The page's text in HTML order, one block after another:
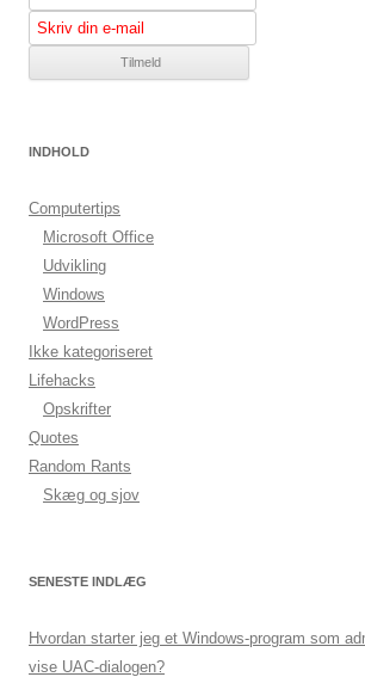
INDHOLD
Computertips
Microsoft Office
Udvikling
Windows
WordPress
Ikke kategoriseret
Lifehacks
Opskrifter
Quotes
Random Rants
Skæg og sjov
SENESTE INDLÆG
Hvordan starter jeg et Windows-program som
vise UAC-dialogen?